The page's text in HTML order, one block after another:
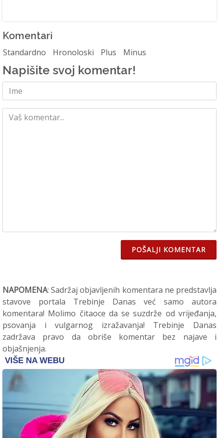
Komentari
Standardno Hronoloski Plus Minus
Napišite svoj komentar!
POŠALJI KOMENTAR
NAPOMENA: Sadržaj objavljenih komentara ne predstavlja
stavove portala Trebinje Danas već samo autora
komentara! Molimo čitaoce da se suzdrže od vrijeđanja,
psovanja i vulgarnog izražavanja! Trebinje Danas
zadržava pravo da obriše komentar bez najave i
objašnjenja.